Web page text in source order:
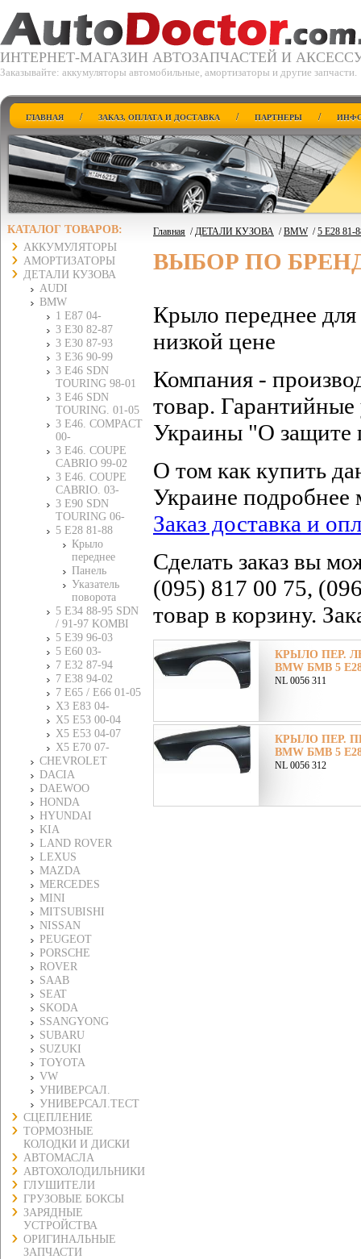
ИНТЕРНЕТ-МАГАЗИН АВТОЗАПЧАСТЕЙ И
Заказывайте: аккумуляторы автомобильные, амортизаторы и другие запчасти.
ГЛАВНАЯ / ЗАКАЗ, ОПЛАТА И ДОСТАВКА / ПАРТНЕРЫ /
КАТАЛОГ ТОВАРОВ:
АККУМУЛЯТОРЫ
АМОРТИЗАТОРЫ
ДЕТАЛИ КУЗОВА
AUDI
BMW
1 E87 04-
3 E30 82-87
3 E30 87-93
3 E36 90-99
3 E46 SDN
TOURING 98-01
3 E46 SDN
TOURING. 01-05
3 E46. COMPACT
00-
3 E46. COUPE
CABRIO 99-02
3 E46. COUPE
CABRIO. 03-
3 E90 SDN
TOURING 06-
5 E28 81-88
Крыло
переднее
Панель
Указатель
поворота
5 E34 88-95 SDN
/ 91-97 KOMBI
5 E39 96-03
5 E60 03-
7 E32 87-94
7 E38 94-02
7 E65 / E66 01-05
X3 E83 04-
X5 E53 00-04
X5 E53 04-07
X5 E70 07-
CHEVROLET
DACIA
DAEWOO
HONDA
HYUNDAI
KIA
LAND ROVER
LEXUS
MAZDA
MERCEDES
MINI
MITSUBISHI
NISSAN
PEUGEOT
PORSCHE
ROVER
SAAB
SEAT
SKODA
SSANGYONG
SUBARU
SUZUKI
TOYOTA
VW
УНИВЕРСАЛ.
УНИВЕРСАЛ.ТЕСТ
СЦЕПЛЕНИЕ
ТОРМОЗНЫЕ
КОЛОДКИ И ДИСКИ
АВТОМАСЛА
АВТОХОЛОДИЛЬНИКИ
ГЛУШИТЕЛИ
ГРУЗОВЫЕ БОКСЫ
ЗАРЯДНЫЕ
УСТРОЙСТВА
ОРИГИНАЛЬНЫЕ
ЗАПЧАСТИ
Главная /ДЕТАЛИ КУЗОВА /BMW/5 E28 81-
ВЫБОР ПО
Крыло переднее
низкой цене
Компания -
товар. Гарантийные
Украины "О защите
О том как купить
Украине подробнее
Заказ доставка и
Сделать заказ вы
(095) 817 00 75,
товар в корзину.
КРЫЛО ПЕР.
BMW БМВ 5 E28
NL 0056 311
КРЫЛО ПЕР.
BMW БМВ 5 E28
NL 0056 312